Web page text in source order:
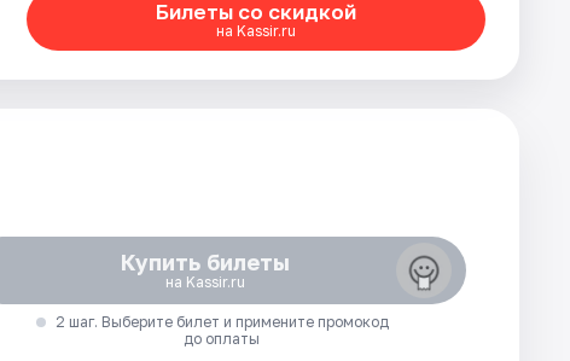
Билеты со скидкой
на Kassir.ru
Купить билеты
на Kassir.ru
2 шаг. Выберите билет и примените промокод
до оплаты